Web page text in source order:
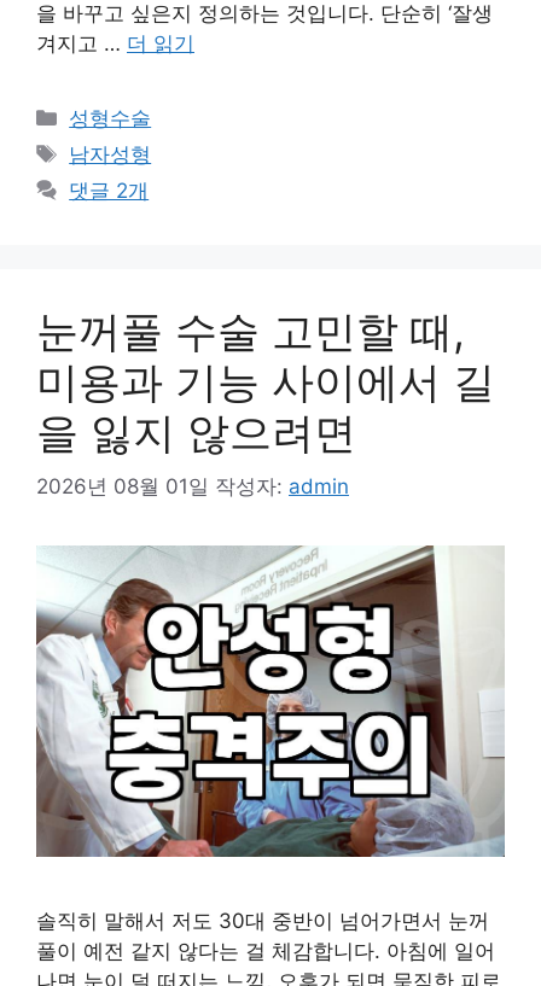
을 바꾸고 싶은지 정의하는 것입니다. 단순히 ‘잘생
겨지고 … 더 읽기
카
테
리
성형수술
태
그
남자성형
댓글 2개
눈꺼풀 수술 고민할 때,
미용과 기능 사이에서 길
을 잃지 않으려면
2026년 08월 01일 작성자: admin
솔직히 말해서 저도 30대 중반이 넘어가면서 눈꺼
풀이 예전 같지 않다는 걸 체감합니다. 아침에 일어